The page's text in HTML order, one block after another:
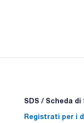
SDS / Scheda
Registrati per i